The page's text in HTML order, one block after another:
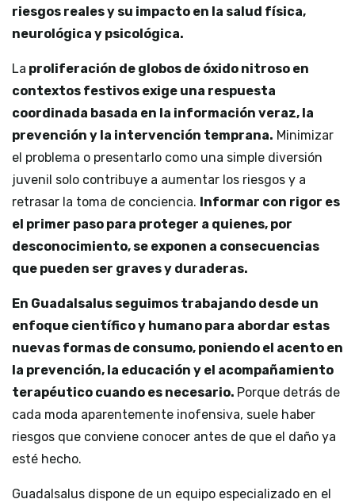
riesgos reales y su impacto en la salud física,
neurológica y psicológica.
La proliferación de globos de óxido nitroso en
contextos festivos exige una respuesta
coordinada basada en la información veraz, la
prevención y la intervención temprana. Minimizar
el problema o presentarlo como una simple diversión
juvenil solo contribuye a aumentar los riesgos y a
retrasar la toma de conciencia. Informar con rigor es
el primer paso para proteger a quienes, por
desconocimiento, se exponen a consecuencias
que pueden ser graves y duraderas.
En Guadalsalus seguimos trabajando desde un
enfoque científico y humano para abordar estas
nuevas formas de consumo, poniendo el acento en
la prevención, la educación y el acompañamiento
terapéutico cuando es necesario. Porque detrás de
cada moda aparentemente inofensiva, suele haber
riesgos que conviene conocer antes de que el daño ya
esté hecho.
Guadalsalus dispone de un equipo especializado en el